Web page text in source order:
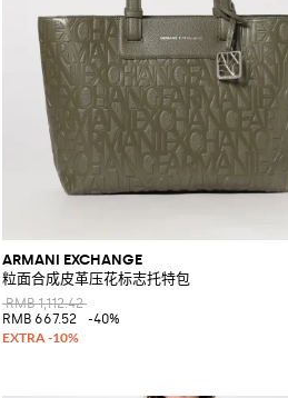
ARMANI EXCHANGE
粒面合成皮革压花标志托特包
RMB 1,112.42
RMB 667.52
-40%